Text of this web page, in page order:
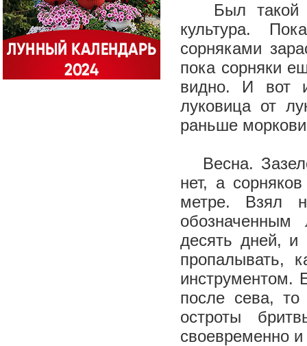
Был такой
культура.
сорняками
пока сорняки
видно. И вот
луковица от
раньше
Весна.
нет, а
метре. Взял
десять дней, и
пропалывать,
инструментом.
после сева, то
остроты
своевременно